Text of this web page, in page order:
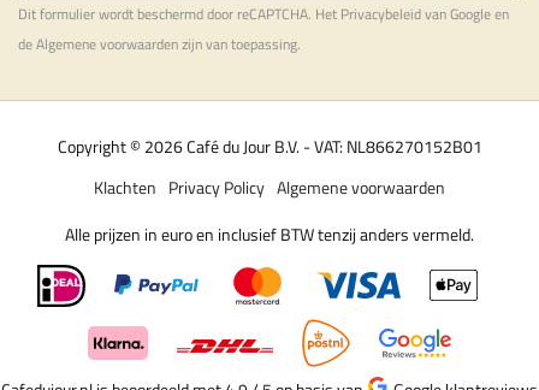
Dit formulier wordt beschermd door reCAPTCHA. Het Privacybeleidvan Google en
deAlgemene voorwaardenzijn van toepassing.
Copyright © 2026 Café du Jour B.V. - VAT: NL866270152B01
Algemene voorwaarden
Privacy Policy
Klachten
Alle prijzen in euro en inclusief BTW tenzij anders vermeld.